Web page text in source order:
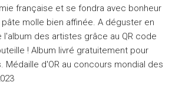
française et se fondra avec bonheur
molle bien affinée. A déguster en
des artistes grâce au QR code
! Album livré gratuitement pour
Médaille d'OR au concours mondial des